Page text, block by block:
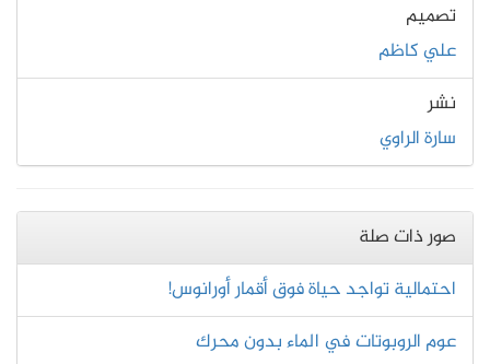
تصميم
علي كاظم
نشر
سارة الراوي
صور ذات صلة
احتمالية تواجد حياة فوق أقمار أورانوس!
عوم الروبوتات في الماء بدون محرك